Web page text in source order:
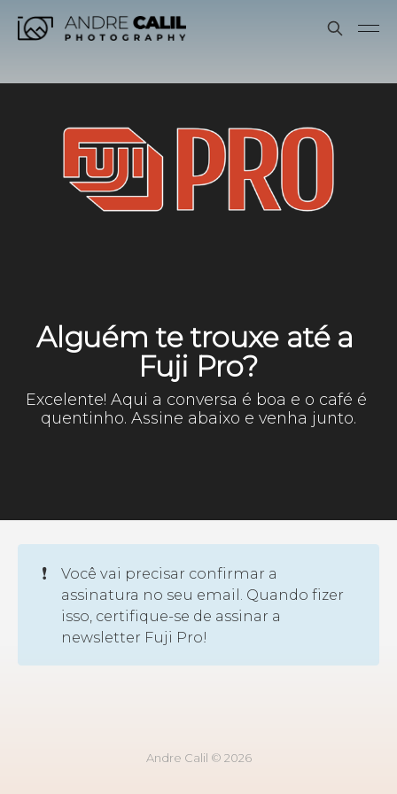
Alguém te trouxe até a
Fuji Pro?
Excelente! Aqui a conversa é boa e o café é
quentinho. Assine abaixo e venha junto.
❗
Você vai precisar confirmar a
assinatura no seu email. Quando fizer
isso, certifique-se de assinar a
newsletter Fuji Pro!
Andre Calil © 2026